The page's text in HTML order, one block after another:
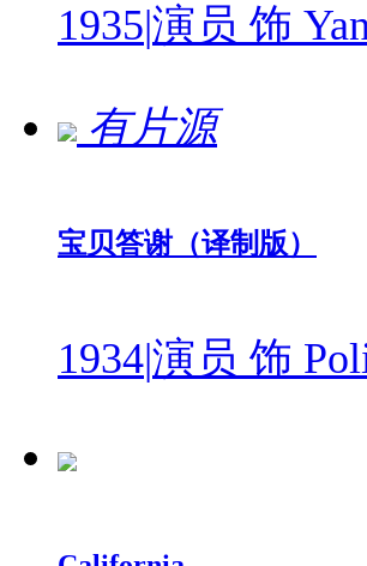
1935|演员 饰
有片源
宝贝答谢（译制版）
1934|演员 饰